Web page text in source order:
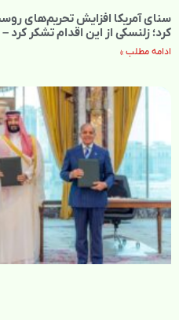
سنای آمریکا افزایش تحریم‌های
کرد؛ زلنسکی از این اقدام تشکر کرد
ادامه مطلب »